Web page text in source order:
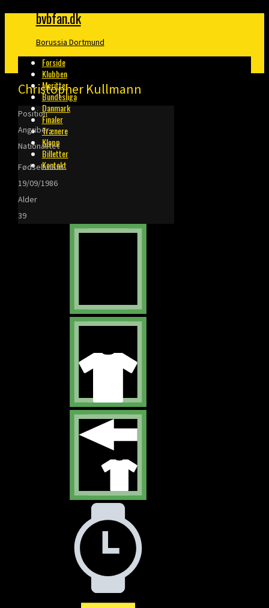
bvbfan.dk
Borussia Dortmund
Forside
Klubben
Meritter
Bundesliga
Danmark
Finaler
Trænere
Klopp
Billetter
Kontakt
Christopher Kullmann
Position
Angriber
Nationalitet
Fødselsdato
19/09/1986
Alder
39